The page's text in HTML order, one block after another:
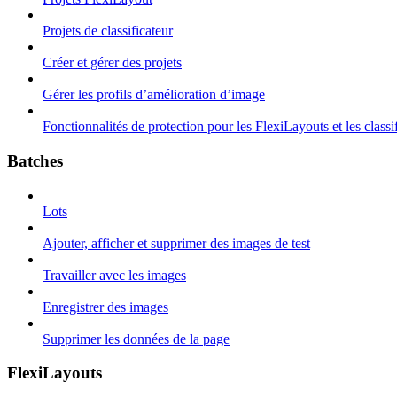
Projets de classificateur
Créer et gérer des projets
Gérer les profils d’amélioration d’image
Fonctionnalités de protection pour les FlexiLayouts et les
Batches
Lots
Ajouter, afficher et supprimer des images de test
Travailler avec les images
Enregistrer des images
Supprimer les données de la page
FlexiLayouts